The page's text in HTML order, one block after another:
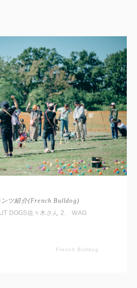
ンツ紹介(French Bulldog)
DOGS佐々木さん 2. WAG
French Bulldog